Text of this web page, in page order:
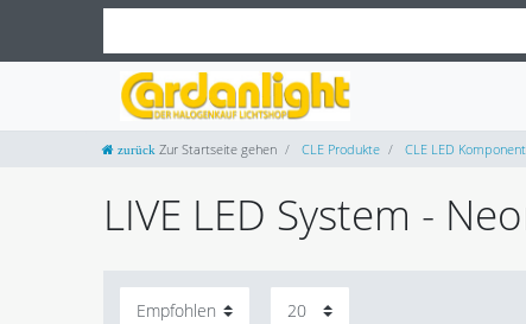
Zur Startseite gehen CLE Produkte CLE LED
LIVE LED System -